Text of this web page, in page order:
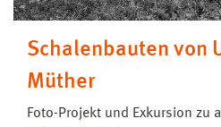
Schalenbauten von
Müther
Foto-Projekt und Exkursion zu